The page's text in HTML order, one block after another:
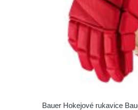
Bauer Hokejové rukavice